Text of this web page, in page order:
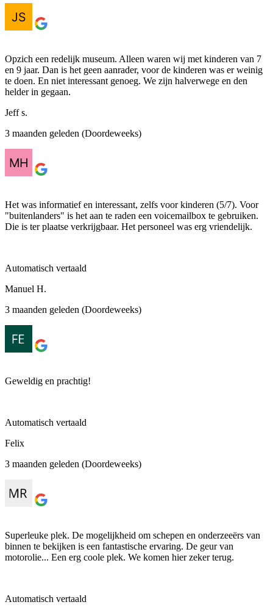
Opzich een redelijk museum. Alleen waren wij met kinderen van 7
en 9 jaar. Dan is het geen aanrader, voor de kinderen was er weinig
te doen. En niet interessant genoeg. We zijn halverwege en den
helder in gegaan.
Jeff s.
3 maanden geleden (Doordeweeks)
Het was informatief en interessant, zelfs voor kinderen (5/7). Voor
"buitenlanders" is het aan te raden een voicemailbox te gebruiken.
Die is ter plaatse verkrijgbaar. Het personeel was erg vriendelijk.
Automatisch vertaald
Manuel H.
3 maanden geleden (Doordeweeks)
Geweldig en prachtig!
Automatisch vertaald
Felix
3 maanden geleden (Doordeweeks)
Superleuke plek. De mogelijkheid om schepen en onderzeeërs van
binnen te bekijken is een fantastische ervaring. De geur van
motorolie... Een erg coole plek. We komen hier zeker terug.
Automatisch vertaald